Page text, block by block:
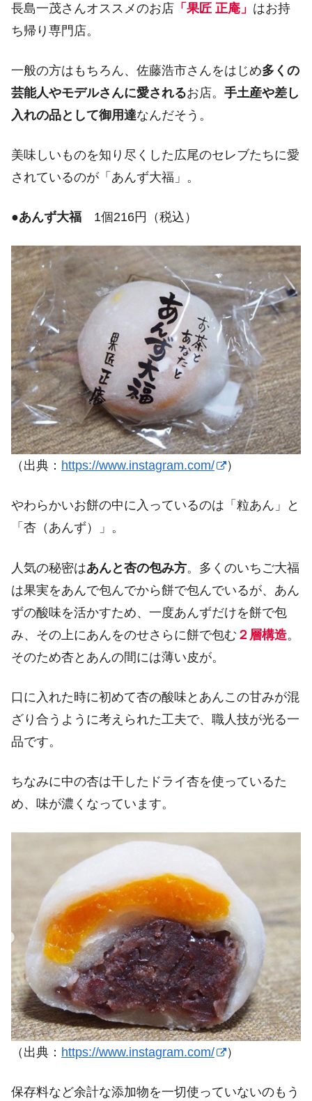
長島一茂さんオススメのお店 「果匠 正庵」 はお持
ち帰り専門店。
一般の方はもちろん、佐藤浩市さんをはじめ多くの
芸能人やモデルさんに愛されるお店。 手土産や差し
入れの品として御用達なんだそう。
美味しいものを知り尽くした広尾のセレブたちに愛
されているのが「あんず大福」。
●あんず大福 1個216円（税込）
（出典： https://www.instagram.com/ ）
やわらかいお餅の中に入っているのは「粒あん」と
「杏（あんず）」。
人気の秘密はあんと杏の包み方。多くのいちご大福
は果実をあんで包んでから餅で包んでいるが、あん
ずの酸味を活かすため、一度あんずだけを餅で包
み、その上にあんをのせさらに餅で包む ２層構造。
そのため杏とあんの間には薄い皮が。
口に入れた時に初めて杏の酸味とあんこの甘みが混
ざり合うように考えられた工夫で、職人技が光る一
品です。
ちなみに中の杏は干したドライ杏を使っているた
め、味が濃くなっています。
（出典： https://www.instagram.com/ ）
保存料など余計な添加物を一切使っていないのもう